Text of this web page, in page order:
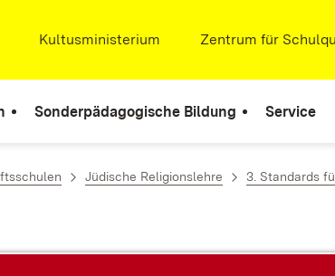
Extern:
Kultusministerium (Öffnet in neuem Fenster)
Extern:
Zentrum für
Sonderpädagogische Bildung Service
Jüdische Religionslehre
3. Standards